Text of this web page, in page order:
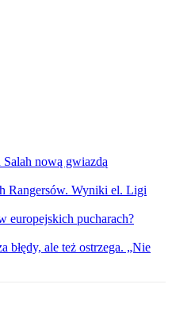
nową gwiazdą
Rangersów. Wyniki el. Ligi
europejskich pucharach?
błędy, ale też ostrzega. „Nie